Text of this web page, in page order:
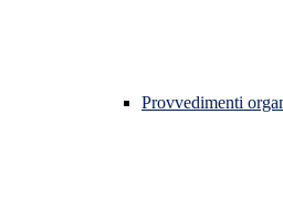
Provvedimenti